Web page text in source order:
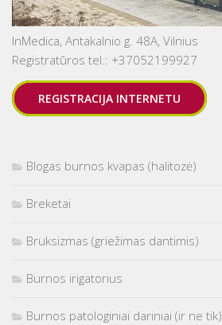
InMedica, Antakalnio g. 48A, Vilnius
Registratūros tel.: +37052199927
REGISTRACIJA INTERNETU
Blogas burnos kvapas (halitozė)
Breketai
Bruksizmas (griežimas dantimis)
Burnos irigatorius
Burnos patologiniai dariniai (ir ne tik)